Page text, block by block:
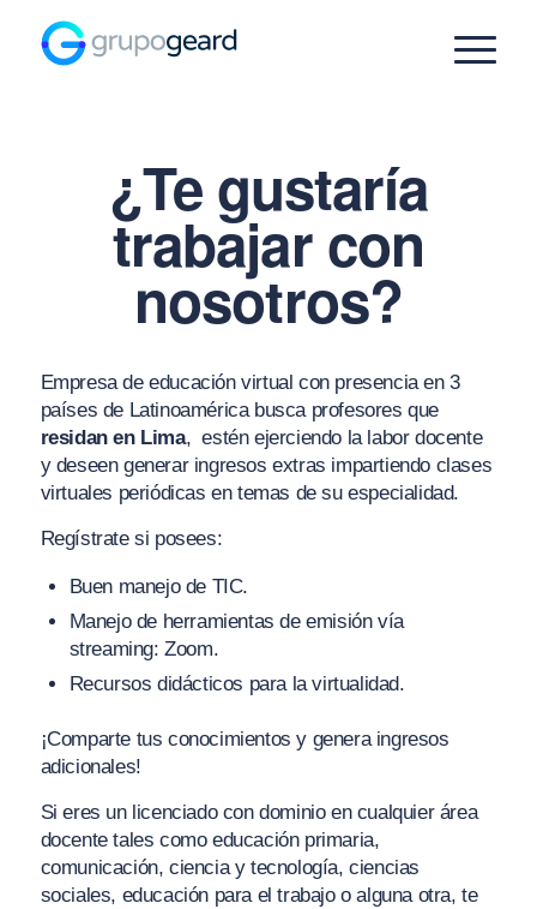
¿Te gustaría
trabajar con
nosotros?
Empresa de educación virtual con presencia en 3
países de Latinoamérica busca profesores que
residan en Lima, estén ejerciendo la labor docente
y deseen generar ingresos extras impartiendo clases
virtuales periódicas en temas de su especialidad.
Regístrate si posees:
Buen manejo de TIC.
Manejo de herramientas de emisión vía
streaming: Zoom.
Recursos didácticos para la virtualidad.
¡Comparte tus conocimientos y genera ingresos
adicionales!
Si eres un licenciado con dominio en cualquier área
docente tales como educación primaria,
comunicación, ciencia y tecnología, ciencias
sociales, educación para el trabajo o alguna otra, te